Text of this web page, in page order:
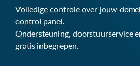
Volledige controle over jouw
control panel.
Ondersteuning, doorstuurservice
gratis inbegrepen.